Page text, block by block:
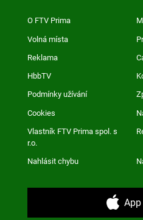
O FTV Prima
Volná místa
Reklama
HbbTV
Podmínky užívání
Cookies
Vlastník FTV Prima spol. s
r.o.
Nahlásit chybu
App